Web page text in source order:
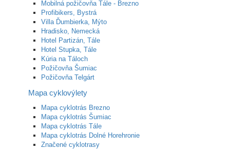
Mobilná požičovňa Tále - Brezno
Profibikers, Bystrá
Villa Ďumbierka, Mýto
Hradisko, Nemecká
Hotel Partizán, Tále
Hotel Stupka, Tále
Kúria na Táloch
Požičovňa Šumiac
Požičovňa Telgárt
Mapa cyklovýlety
Mapa cyklotrás Brezno
Mapa cyklotrás Šumiac
Mapa cyklotrás Tále
Mapa cyklotrás Dolné Horehronie
Značené cyklotrasy